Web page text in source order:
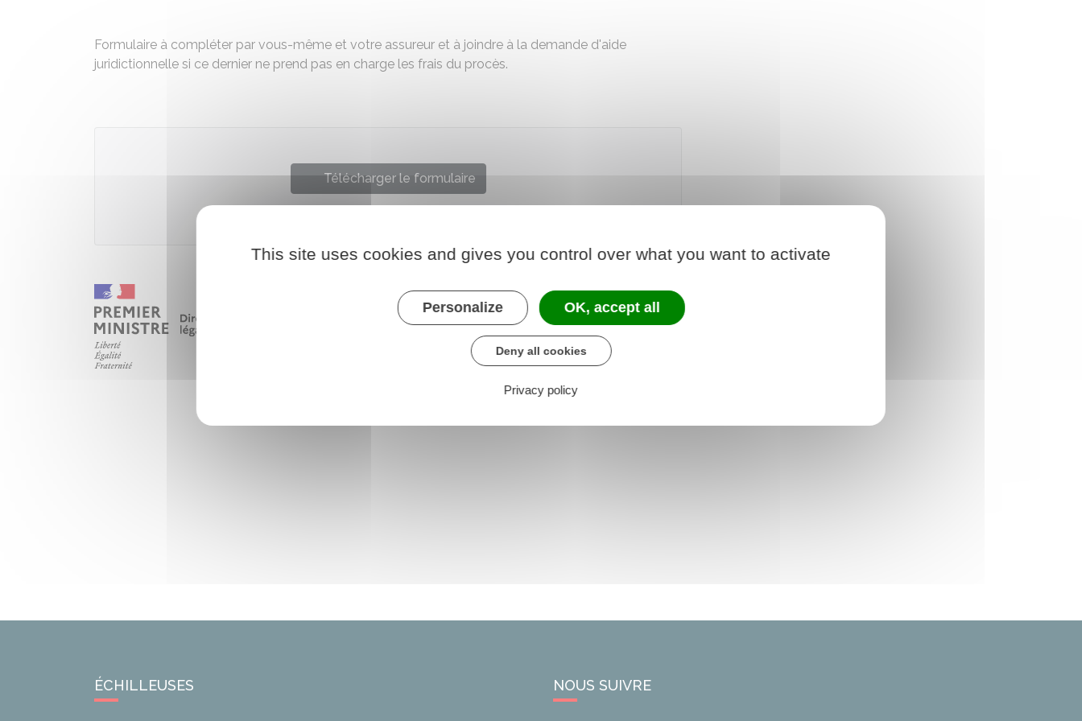
Formulaire à compléter par vous-même et votre assureur et à joindre à la demande d'aide
juridictionnelle si ce dernier ne prend pas en charge les frais du procès.
Télécharger le formulaire
ÉCHILLEUSES NOUS SUIVRE
This site uses cookies and gives you control over what you want to activate
Personalize OK, accept all
Deny all cookies
Privacy policy